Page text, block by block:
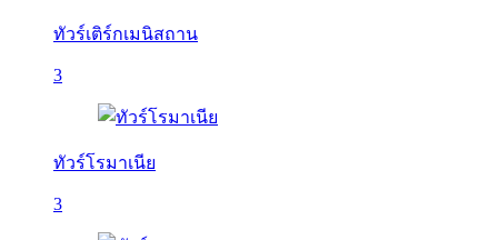
ทัวร์เติร์กเมนิสถาน
3
ทัวร์โรมาเนีย
3